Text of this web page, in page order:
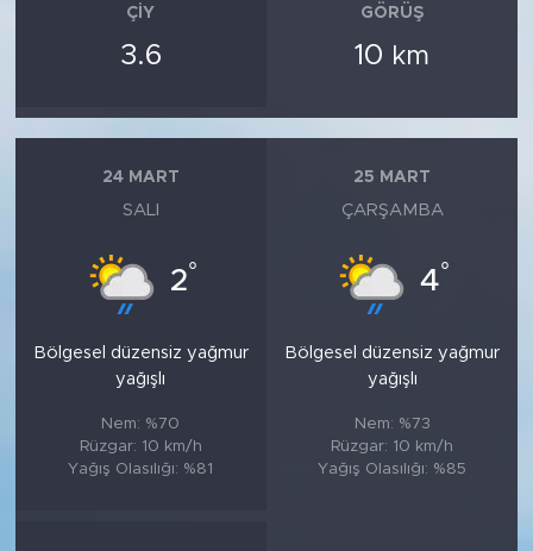
ÇIY
3.6
GÖRÜŞ
10 km
24 MART
SALI
2°
Bölgesel düzensiz yağmur
yağışlı
Nem: %70
Rüzgar: 10 km/h
Yağış Olasılığı: %81
25 MART
ÇARŞAMBA
4°
Bölgesel düzensiz yağmur
yağışlı
Nem: %73
Rüzgar: 10 km/h
Yağış Olasılığı: %85